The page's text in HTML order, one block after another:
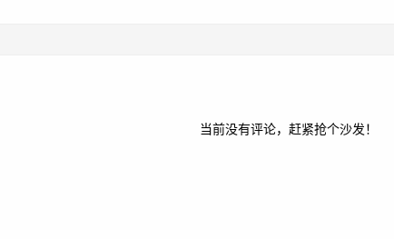
当前没有评论，赶紧抢个沙发！